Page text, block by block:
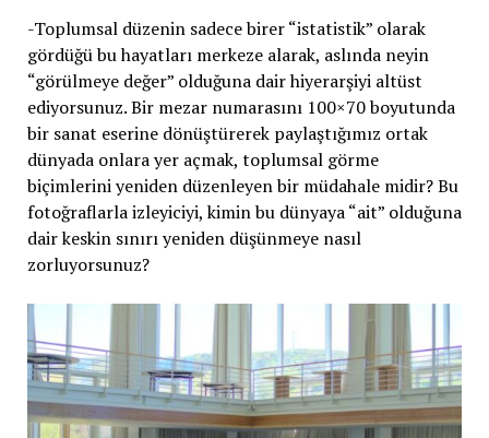
-Toplumsal düzenin sadece birer “istatistik” olarak
gördüğü bu hayatları merkeze alarak, aslında neyin
“görülmeye değer” olduğuna dair hiyerarşiyi altüst
ediyorsunuz. Bir mezar numarasını 100×70 boyutunda
bir sanat eserine dönüştürerek paylaştığımız ortak
dünyada onlara yer açmak, toplumsal görme
biçimlerini yeniden düzenleyen bir müdahale midir? Bu
fotoğraflarla izleyiciyi, kimin bu dünyaya “ait” olduğuna
dair keskin sınırı yeniden düşünmeye nasıl
zorluyorsunuz?